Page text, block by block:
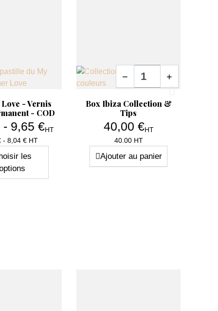
rapide
- Vernis
- COD
Prix
- 9,65 €HT
- 8,04 € HT
les
Aperçu rapide
Box Ibiza Collection &
Tips
Prix
40,00 €HT
40.00 HT
Quantité
− +
Ajouter au panier